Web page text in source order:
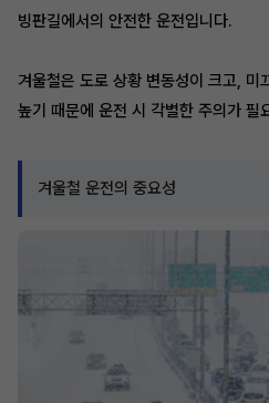
빙판길에서의 안전한 운전입니다.
겨울철은 도로 상황 변동성이 크고, 미
높기 때문에 운전 시 각별한 주의가 필
겨울철 운전의 중요성